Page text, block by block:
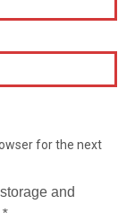
for the next
and